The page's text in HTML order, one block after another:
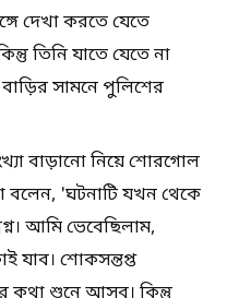
দেখা করতে যেতে
তিনি যাতে যেতে না
বাড়ির সামনে পুলিশের
বাড়ানো নিয়ে শোরগোল
বলেন, 'ঘটনাটি যখন থেকে
আমি ভেবেছিলাম,
যাব। শোকসন্তপ্ত